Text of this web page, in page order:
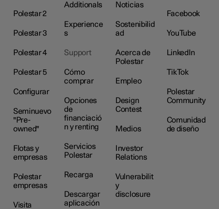
Polestar 2
Polestar 3
Polestar 4
Polestar 5
Configurar
Seminuevo
"Pre-
owned"
Flotas y
empresas
Polestar
empresas
Visita
Additionals
Experience
s
Support
Cómo
comprar
Opciones
de
financiació
n y renting
Servicios
Polestar
Recarga
Descargar
aplicación
Noticias
Sostenibilid
ad
Acerca de
Polestar
Empleo
Design
Contest
Medios
Investor
Relations
Vulnerabilit
y
disclosure
Facebook
YouTube
LinkedIn
TikTok
Polestar
Community
Comunidad
de diseño